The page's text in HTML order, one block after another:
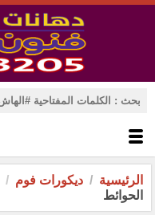
الرئيسية ديكورات فوم
الحوائط